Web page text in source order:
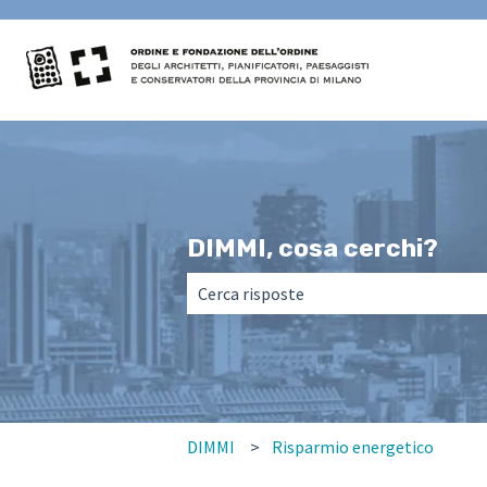
DIMMI, cosa cerchi?
Non sono presenti suggerimenti
DIMMI Risparmio energetico